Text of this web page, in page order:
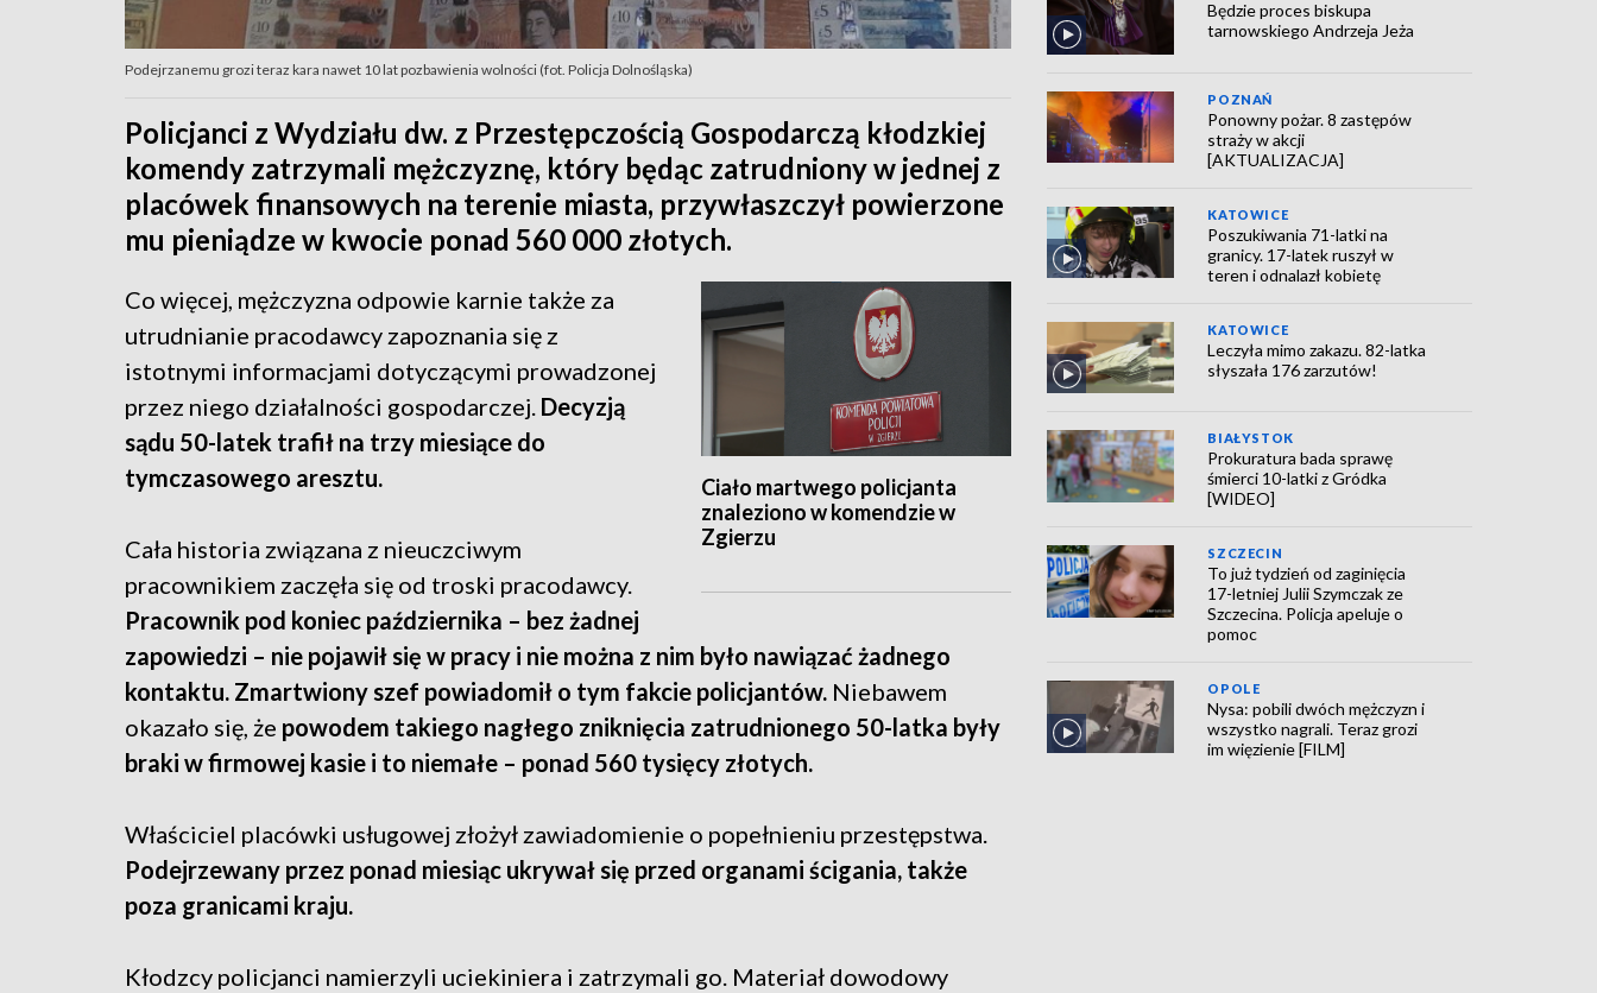
Podejrzanemu grozi teraz kara nawet 10 lat pozbawienia wolności (fot. Policja Dolnośląska)
Policjanci z Wydziału dw. z Przestępczością Gospodarczą kłodzkiej
komendy zatrzymali mężczyznę, który będąc zatrudniony w jednej z
placówek finansowych na terenie miasta, przywłaszczył powierzone
mu pieniądze w kwocie ponad 560 000 złotych.
Ciało martwego policjanta
znaleziono w komendzie w
Zgierzu
Co więcej, mężczyzna odpowie karnie także za
utrudnianie pracodawcy zapoznania się z
istotnymi informacjami dotyczącymi prowadzonej
przez niego działalności gospodarczej. Decyzją
sądu 50-latek trafił na trzy miesiące do
tymczasowego aresztu.
Cała historia związana z nieuczciwym
pracownikiem zaczęła się od troski pracodawcy.
Pracownik pod koniec października – bez żadnej
zapowiedzi – nie pojawił się w pracy i nie można z nim było nawiązać żadnego
kontaktu. Zmartwiony szef powiadomił o tym fakcie policjantów. Niebawem
okazało się, że powodem takiego nagłego zniknięcia zatrudnionego 50-latka były
braki w firmowej kasie i to niemałe – ponad 560 tysięcy złotych.
Właściciel placówki usługowej złożył zawiadomienie o popełnieniu przestępstwa.
Podejrzewany przez ponad miesiąc ukrywał się przed organami ścigania, także
poza granicami kraju.
Kłodzcy policjanci namierzyli uciekiniera i zatrzymali go. Materiał dowodowy
Będzie proces biskupa
tarnowskiego Andrzeja Jeża
POZNAŃ
Ponowny pożar. 8 zastępów
straży w akcji
[AKTUALIZACJA]
KATOWICE
Poszukiwania 71-latki na
granicy. 17-latek ruszył w
teren i odnalazł kobietę
KATOWICE
Leczyła mimo zakazu. 82-latka
słyszała 176 zarzutów!
BIAŁYSTOK
Prokuratura bada sprawę
śmierci 10-latki z Gródka
[WIDEO]
SZCZECIN
To już tydzień od zaginięcia
17-letniej Julii Szymczak ze
Szczecina. Policja apeluje o
pomoc
OPOLE
Nysa: pobili dwóch mężczyzn i
wszystko nagrali. Teraz grozi
im więzienie [FILM]